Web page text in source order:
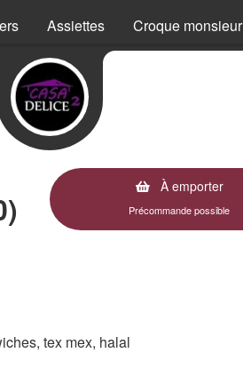
Assiettes Croque monsieur
À emporter
Précommande possible
tex mex, halal